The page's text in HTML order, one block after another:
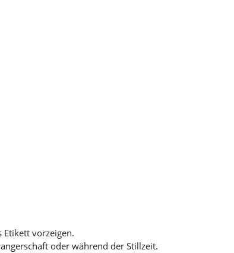
vorzeigen.
oder während der Stillzeit.